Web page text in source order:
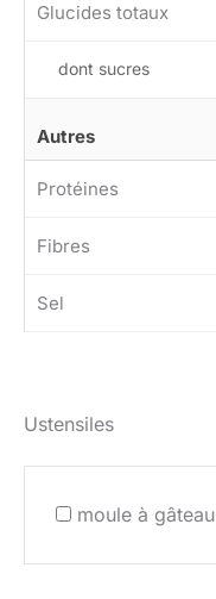
Glucides totaux
dont sucres
Autres
Protéines
Fibres
Sel
Ustensiles
moule à gâteau